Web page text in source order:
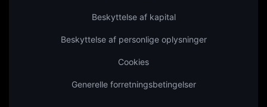
Beskyttelse af kapital
Beskyttelse af personlige oplysninger
Cookies
Generelle forretningsbetingelser